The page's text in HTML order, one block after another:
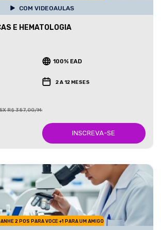
COM VIDEOAULAS
E HEMATOLOGIA
100% EAD
2 A 12 MESES
R$ 387,00/Mês
INSCREVA-SE
2 POS PARA VOCE +1 PARA UM AMIGO